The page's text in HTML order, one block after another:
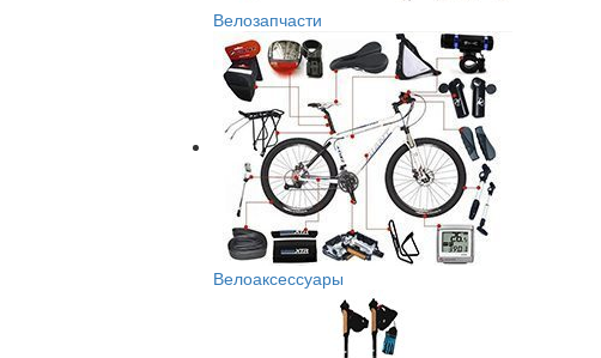
Велозапчасти
Велоаксессуары